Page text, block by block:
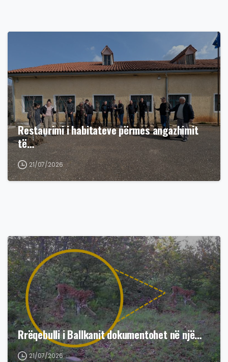
Restaurimi i habitateve përmes angazhimit
të…
21/07/2026
Rrëqebulli i Ballkanit dokumentohet në një…
21/07/2026